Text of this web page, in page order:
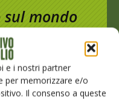
e i nostri partner
per memorizzare e/o
Il consenso a queste
mondo